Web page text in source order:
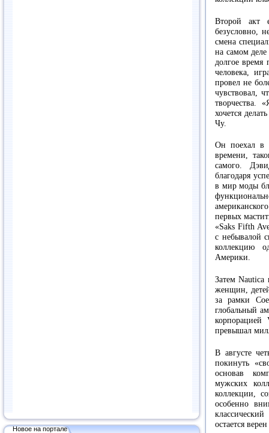
Новое на портале
Второй акт
безусловно,
смена
на самом
долгое время
человека,
провел не
чувствовал,
творчества.
хочется
Чу.
Он поехал в
времени,
самого.
благодаря
в мир моды
первых
«Saks Fifth
с небывалой
коллекцию
Америки.
Затем Nautica
женщин,
за рамки
глобальный
превышал
В августе
покинуть
основав
мужских
коллекции,
особенно
остается